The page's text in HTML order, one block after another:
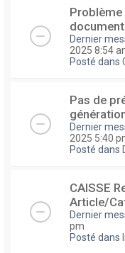
document
Dernier
2025 8:54
Posté dans
Pas de
Dernier
2025 5:40
Posté dans
CAISSE
Article/
Dernier
pm
Posté dans